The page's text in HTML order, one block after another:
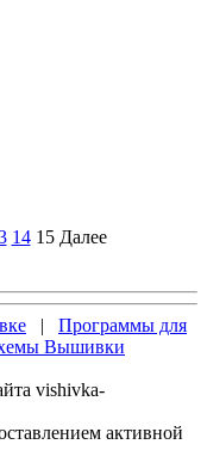
14 15 Далее
| Программы для
Вышивки
vishivka-
активной